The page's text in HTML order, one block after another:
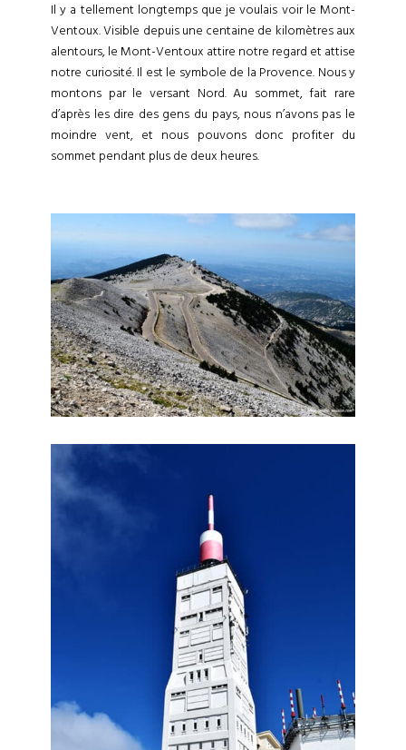
Il y a tellement longtemps que je voulais voir le Mont-
Ventoux. Visible depuis une centaine de kilomètres aux
alentours, le Mont-Ventoux attire notre regard et attise
notre curiosité. Il est le symbole de la Provence. Nous y
montons par le versant Nord. Au sommet, fait rare
d’après les dire des gens du pays, nous n’avons pas le
moindre vent, et nous pouvons donc profiter du
sommet pendant plus de deux heures.